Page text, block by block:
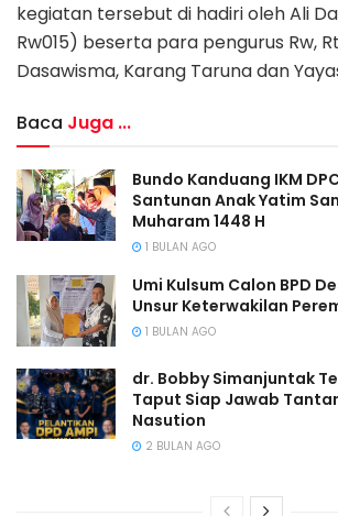
kegiatan tersebut di hadiri oleh Ali
Rw015) beserta para pengurus Rw,
Dasawisma, Karang Taruna dan
Baca Juga ...
Bundo Kanduang IKM
Santunan Anak Yatim
Muharam 1448 H
1 BULAN AGO
Umi Kulsum Calon BPD
Unsur Keterwakilan
1 BULAN AGO
dr. Bobby Simanjuntak
Taput Siap Jawab
Nasution
2 BULAN AGO